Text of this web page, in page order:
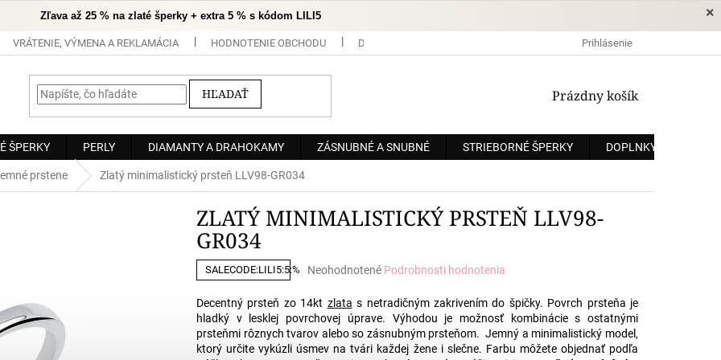
×
Zľava až 25 % na zlaté šperky + extra 5 % s kódom LILI5
VRÁTENIE, VÝMENA A REKLAMÁCIA HODNOTENIE OBCHODU DOPRAVA A PLATBA OCHRANA OSOBNÝCH ÚDAJOV
Prihlásenie
HĽADAŤ
NÁKUPNÝ
Prázdny košík
ŠPERKY PERLY DIAMANTY A DRAHOKAMY ZÁSNUBNÉ A SNUBNÉ STRIEBORNÉ ŠPERKY DOPLNKY
prstene Zlatý minimalistický prsteň LLV98-GR034
ZLATÝ MINIMALISTICKÝ PRSTEŇ LLV98-
GR034
SALECODE:LILI5:5:%
Priemerné
produktu
je
0,0
z
Neohodnotené Podrobnosti hodnotenia
Decentný prsteň zo 14kt zlata s netradičným zakrivením do špičky. Povrch prsteňa je
hladký v lesklej povrchovej úprave. Výhodou je možnosť kombinácie s ostatnými
prsteňmi rôznych tvarov alebo so zásnubným prsteňom. Jemný a minimalistický model,
ktorý určite vykúzli úsmev na tvári každej žene i slečne. Farbu môžete objednať podľa